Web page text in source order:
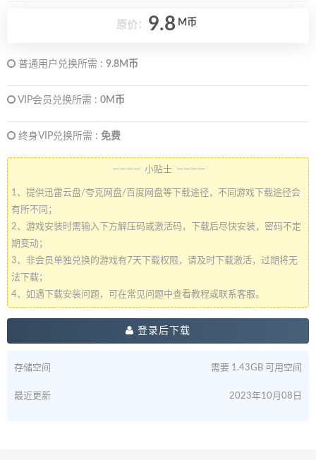
原价： 9.8 M币
普通用户兑换所需 : 9.8M币
VIP会员兑换所需 : 0M币
终身VIP兑换所需 : 免费
———— 小贴士 ————
1、提供迅雷云盘/夸克网盘/百度网盘等下载途径，不同游戏下载途径会
有所不同；
2、游戏安装时需输入下方解压码或激活码，下载后尽快安装，密码不定
期变动；
3、非会员单独兑换的游戏有7天下载权限，请及时下载激活，过期将无
法下载；
4、如遇下载安装问题，可在常见问题中查看教程或联系客服。
登录后下载
存储空间 需要 1.43GB 可用空间
最近更新 2023年10月08日